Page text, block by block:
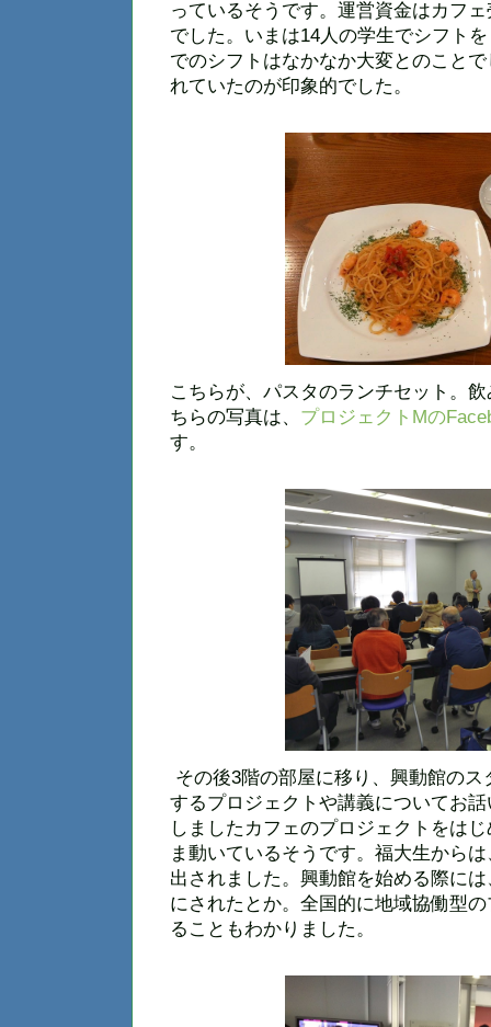
っているそうです。運営資金はカフ
でした。いまは14人の学生でシフト
でのシフトはなかなか大変とのこと
れていたのが印象的でした。
こちらが、パスタのランチセット。
ちらの写真は、 プロジェクトMの
す。
その後3階の部屋に移り、興動館の
するプロジェクトや講義についてお
しましたカフェのプロジェクトをは
ま動いているそうです。福大生から
出されました。興動館を始める際に
にされたとか。全国的に地域協働型
ることもわかりました。